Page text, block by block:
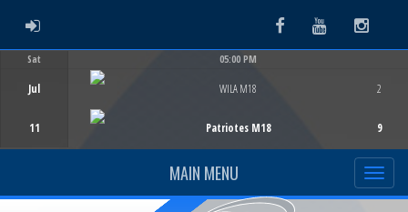
ADMIN LOGIN FacebookYoutube
Sat
Jul
11
05:00 PM
WILA M18
Patriotes M18
2
9
MAIN MENU